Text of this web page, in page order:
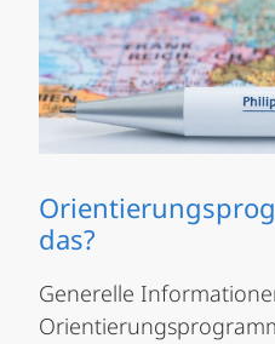
das?
Generelle